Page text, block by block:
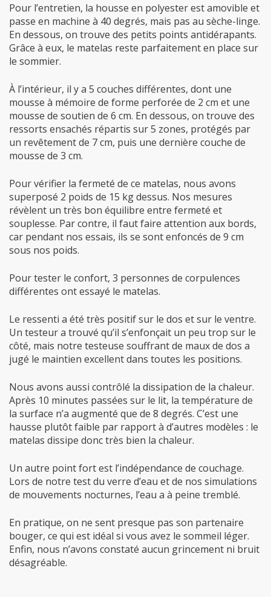
Pour l’entretien, la housse en polyester est amovible et
passe en machine à 40 degrés, mais pas au sèche-linge.
En dessous, on trouve des petits points antidérapants.
Grâce à eux, le matelas reste parfaitement en place sur
le sommier.
À l’intérieur, il y a 5 couches différentes, dont une
mousse à mémoire de forme perforée de 2 cm et une
mousse de soutien de 6 cm. En dessous, on trouve des
ressorts ensachés répartis sur 5 zones, protégés par
un revêtement de 7 cm, puis une dernière couche de
mousse de 3 cm.
Pour vérifier la fermeté de ce matelas, nous avons
superposé 2 poids de 15 kg dessus. Nos mesures
révèlent un très bon équilibre entre fermeté et
souplesse. Par contre, il faut faire attention aux bords,
car pendant nos essais, ils se sont enfoncés de 9 cm
sous nos poids.
Pour tester le confort, 3 personnes de corpulences
différentes ont essayé le matelas.
Le ressenti a été très positif sur le dos et sur le ventre.
Un testeur a trouvé qu’il s’enfonçait un peu trop sur le
côté, mais notre testeuse souffrant de maux de dos a
jugé le maintien excellent dans toutes les positions.
Nous avons aussi contrôlé la dissipation de la chaleur.
Après 10 minutes passées sur le lit, la température de
la surface n’a augmenté que de 8 degrés. C’est une
hausse plutôt faible par rapport à d’autres modèles : le
matelas dissipe donc très bien la chaleur.
Un autre point fort est l’indépendance de couchage.
Lors de notre test du verre d’eau et de nos simulations
de mouvements nocturnes, l’eau a à peine tremblé.
En pratique, on ne sent presque pas son partenaire
bouger, ce qui est idéal si vous avez le sommeil léger.
Enfin, nous n’avons constaté aucun grincement ni bruit
désagréable.